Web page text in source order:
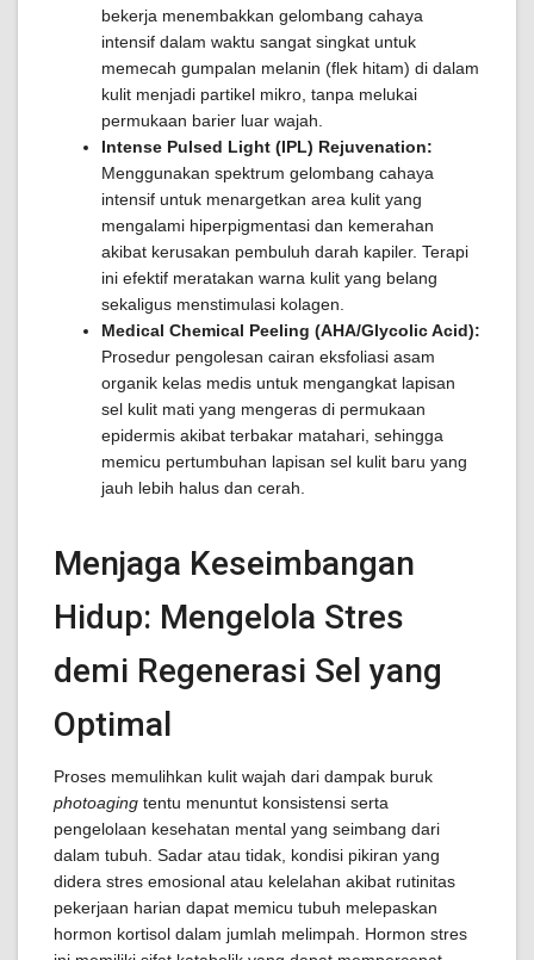
bekerja menembakkan gelombang cahaya
intensif dalam waktu sangat singkat untuk
memecah gumpalan melanin (flek hitam) di dalam
kulit menjadi partikel mikro, tanpa melukai
permukaan barier luar wajah.
Intense Pulsed Light (IPL) Rejuvenation:
Menggunakan spektrum gelombang cahaya
intensif untuk menargetkan area kulit yang
mengalami hiperpigmentasi dan kemerahan
akibat kerusakan pembuluh darah kapiler. Terapi
ini efektif meratakan warna kulit yang belang
sekaligus menstimulasi kolagen.
Medical Chemical Peeling (AHA/Glycolic Acid):
Prosedur pengolesan cairan eksfoliasi asam
organik kelas medis untuk mengangkat lapisan
sel kulit mati yang mengeras di permukaan
epidermis akibat terbakar matahari, sehingga
memicu pertumbuhan lapisan sel kulit baru yang
jauh lebih halus dan cerah.
Menjaga Keseimbangan
Hidup: Mengelola Stres
demi Regenerasi Sel yang
Optimal
Proses memulihkan kulit wajah dari dampak buruk
photoaging tentu menuntut konsistensi serta
pengelolaan kesehatan mental yang seimbang dari
dalam tubuh. Sadar atau tidak, kondisi pikiran yang
didera stres emosional atau kelelahan akibat rutinitas
pekerjaan harian dapat memicu tubuh melepaskan
hormon kortisol dalam jumlah melimpah. Hormon stres